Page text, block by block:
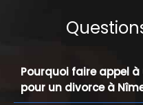
Pourquoi faire appel
pour un divorce à